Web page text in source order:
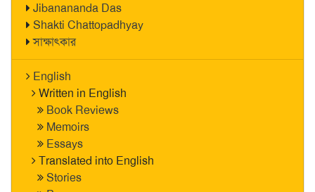
Jibanananda Das
Shakti Chattopadhyay
সাক্ষাৎকার
English
Written in English
Book Reviews
Memoirs
Essays
Translated into English
Stories